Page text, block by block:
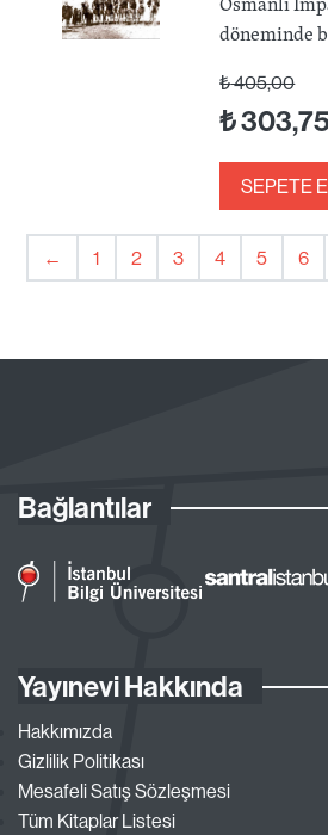
döneminde
₺405,00
₺
SEPETE
← 1 2 3 4 5 6
Bağlantılar
Yayınevi Hakkında
Hakkımızda
Gizlilik Politikası
Mesafeli Satış Sözleşmesi
Tüm Kitaplar Listesi